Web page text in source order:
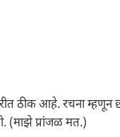
ठीक आहे. रचना म्हणून
(माझे प्रांजळ मत.)